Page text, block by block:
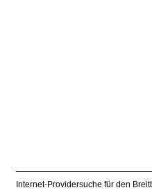
Internet-Providersuche für den